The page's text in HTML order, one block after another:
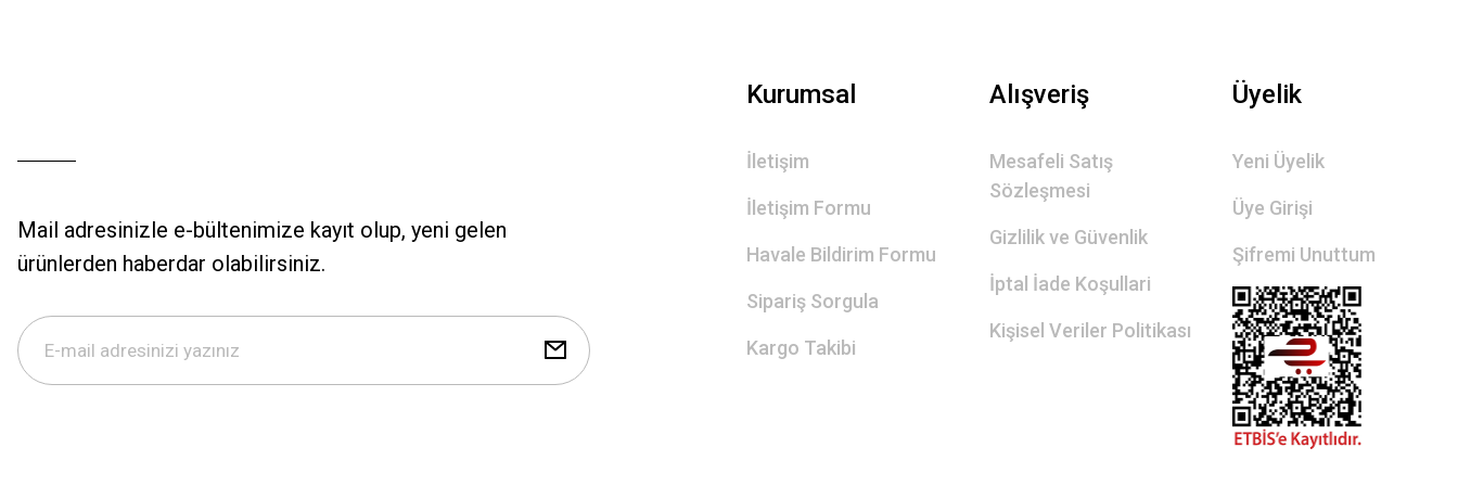
Mail adresinizle e-bültenimize kayıt olup, yeni gelen
ürünlerden haberdar olabilirsiniz.
Kurumsal
İletişim
İletişim Formu
Havale Bildirim Formu
Sipariş Sorgula
Kargo Takibi
Alışveriş
Mesafeli Satış
Sözleşmesi
Gizlilik ve Güvenlik
İptal İade Koşullari
Kişisel Veriler Politikası
Üyelik
Yeni Üyelik
Üye Girişi
Şifremi Unuttum